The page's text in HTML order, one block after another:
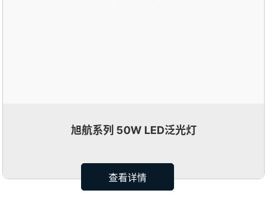
旭航系列 50W LED泛光灯
查看详情